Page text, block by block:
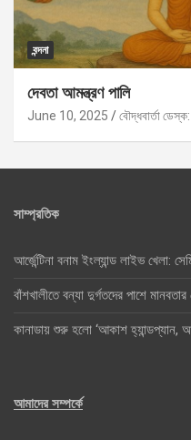
বন্দনা
দেবতা আমন্ত্রণ পালি
June 10, 2025 বৌদ্ধবার্তা ডেস্ক:
সাম্প্রতিক
আর্জেন্টিনা বনাম ইংল্যান্ড লাইভ খেলা:
বাঁশখালীতে বন্যা দুর্গতদের পাশে মানবতার
কানাডায় শুরু হলো ‘আকাশ হ্যান্ডপ্যান,
আমাদের সম্পর্কে